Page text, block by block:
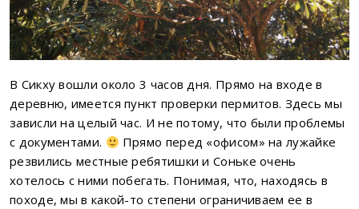
В Сикху вошли около 3 часов дня. Прямо на входе в
деревню, имеется пункт проверки пермитов. Здесь мы
зависли на целый час. И не потому, что были проблемы
с документами.
Прямо перед «офисом» на лужайке
резвились местные ребятишки и Соньке очень
хотелось с ними побегать. Понимая, что, находясь в
походе, мы в какой-то степени ограничиваем ее в